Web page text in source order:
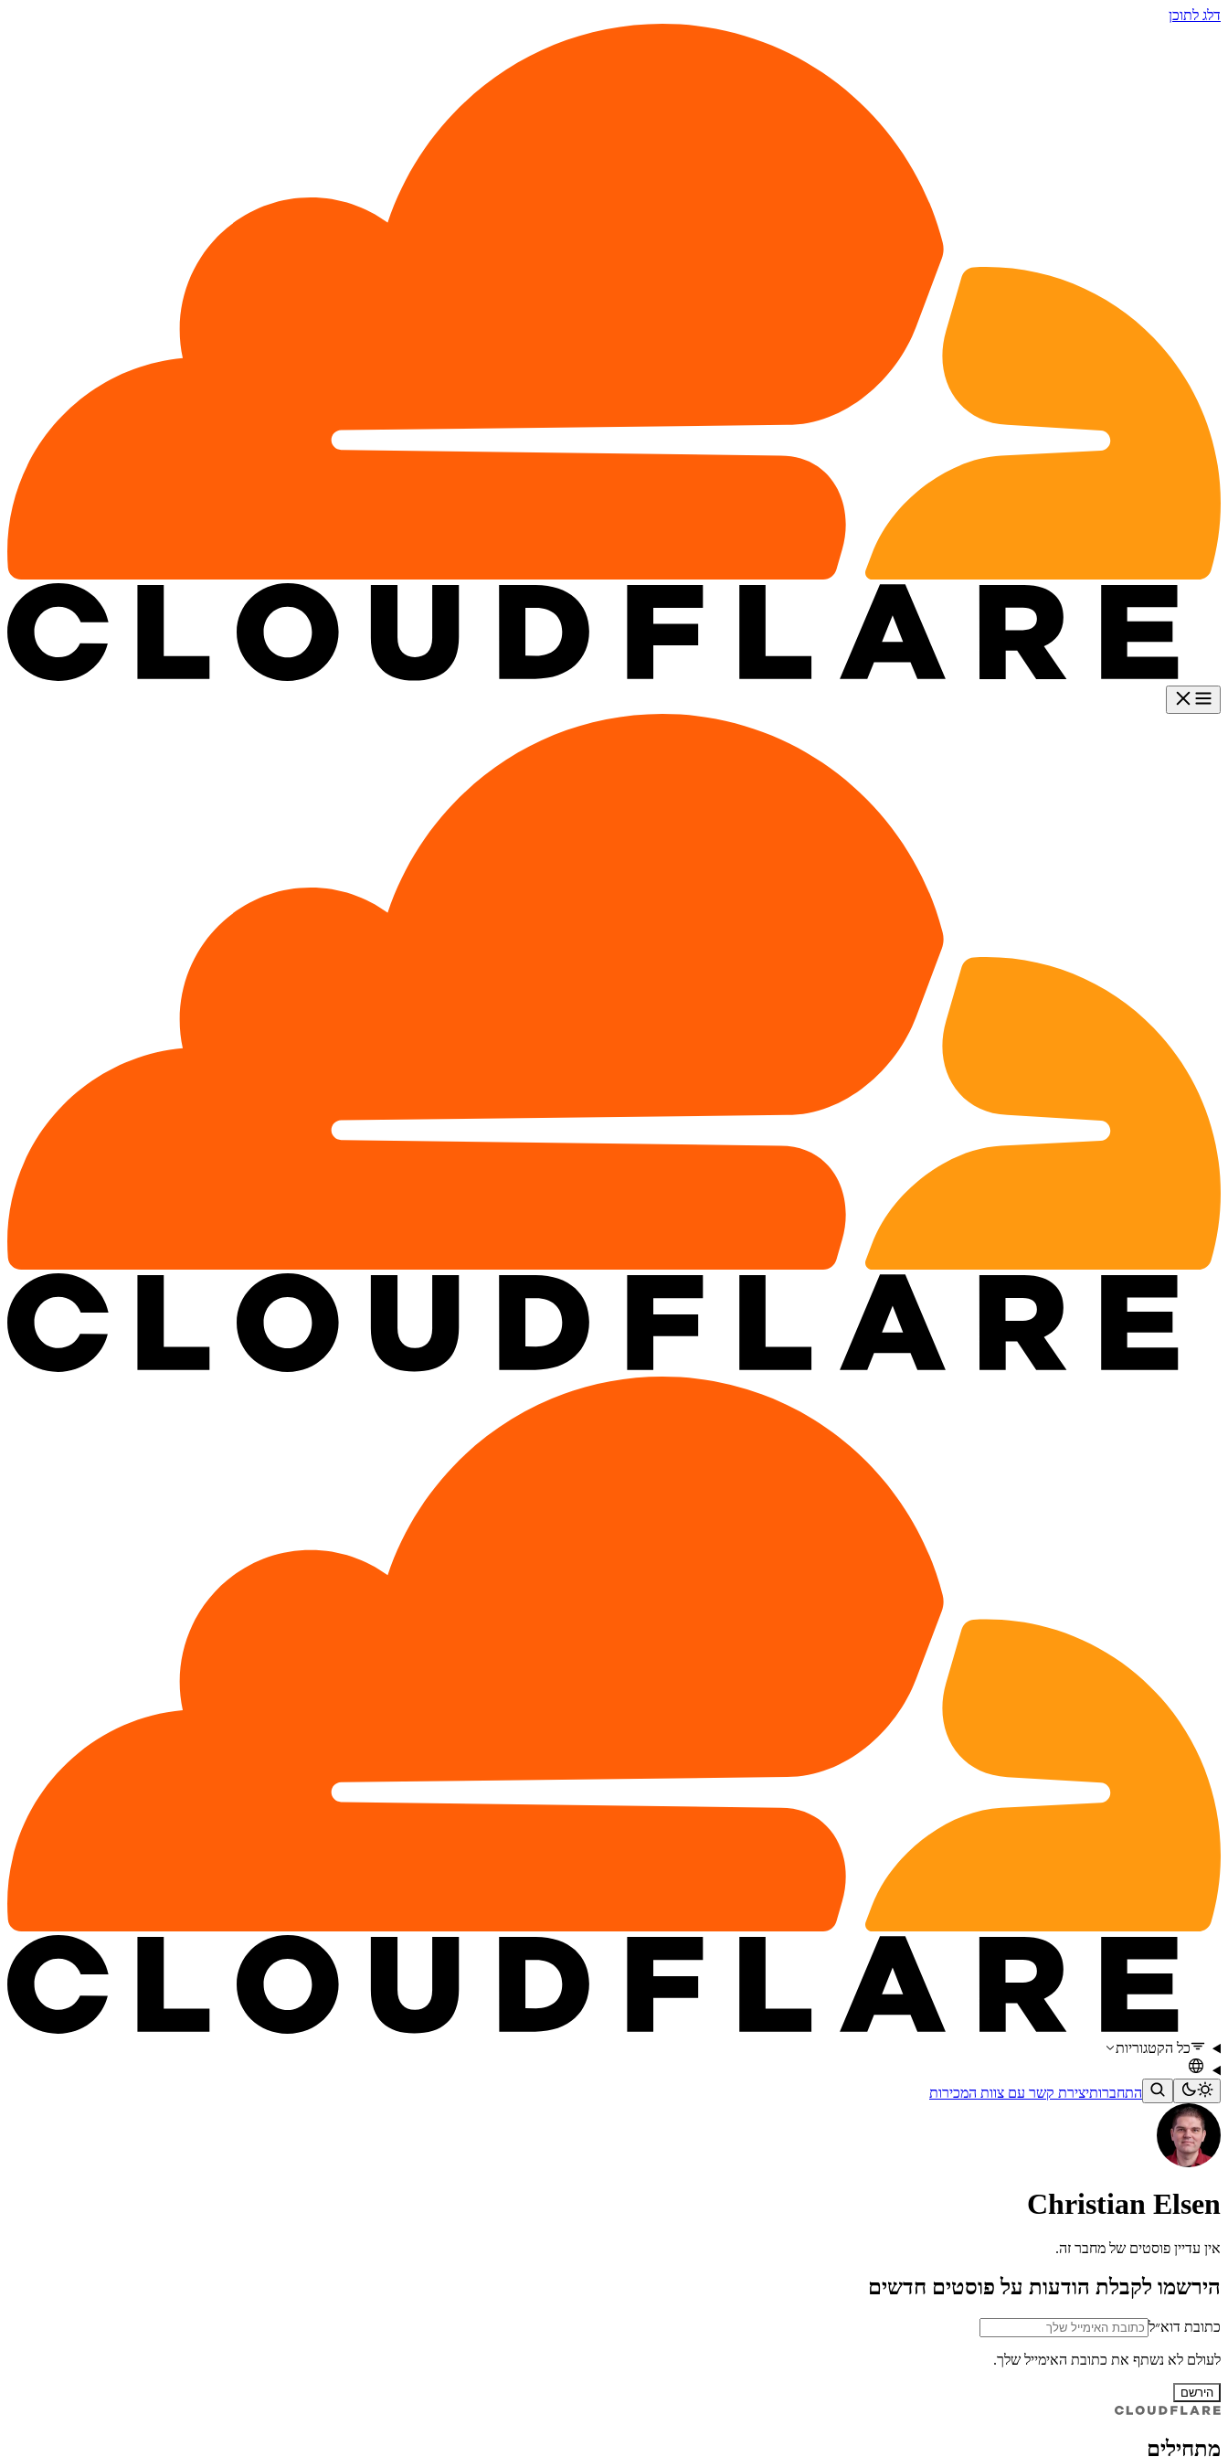
דלג לתוכן
כל הקטגוריות
התחברותיצירת קשר עם צוות המכירות
Christian Elsen
אין עדיין פוסטים של מחבר זה.
הירשמו לקבלת הודעות על פוסטים חדשים
כתובת דוא״ל
לעולם לא נשתף את כתובת האימייל שלך.
הירשם
מתחילים